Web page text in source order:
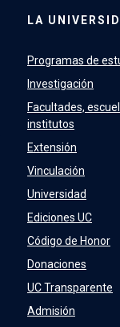
LA
Programas de
Investigación
Facultades,
institutos
Extensión
Vinculación
Universidad
Ediciones UC
Código de Honor
Donaciones
UC Transparente
Admisión